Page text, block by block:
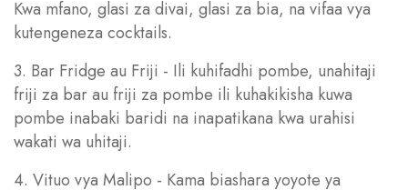
Kwa mfano, glasi za divai, glasi za bia, na vifaa vya
kutengeneza cocktails.
3. Bar Fridge au Friji - Ili kuhifadhi pombe, unahitaji
friji za bar au friji za pombe ili kuhakikisha kuwa
pombe inabaki baridi na inapatikana kwa urahisi
wakati wa uhitaji.
4. Vituo vya Malipo - Kama biashara yoyote ya